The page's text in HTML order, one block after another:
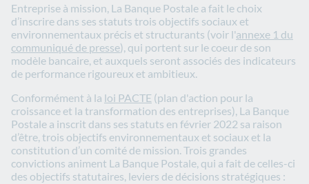
Entreprise à mission, La Banque Postale a fait le choix
d’inscrire dans ses statuts trois objectifs sociaux et
environnementaux précis et structurants (voir l'annexe 1 du
communiqué de presse), qui portent sur le coeur de son
modèle bancaire, et auxquels seront associés des indicateurs
de performance rigoureux et ambitieux.
Conformément à la loi PACTE (plan d'action pour la
croissance et la transformation des entreprises), La Banque
Postale a inscrit dans ses statuts en février 2022 sa raison
d’être, trois objectifs environnementaux et sociaux et la
constitution d’un comité de mission. Trois grandes
convictions animent La Banque Postale, qui a fait de celles-ci
des objectifs statutaires, leviers de décisions stratégiques :